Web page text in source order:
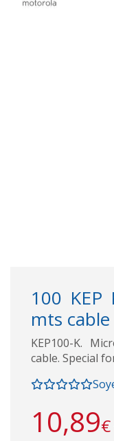
100
mts cable
KEP100-K.
cable. Special
10,89€